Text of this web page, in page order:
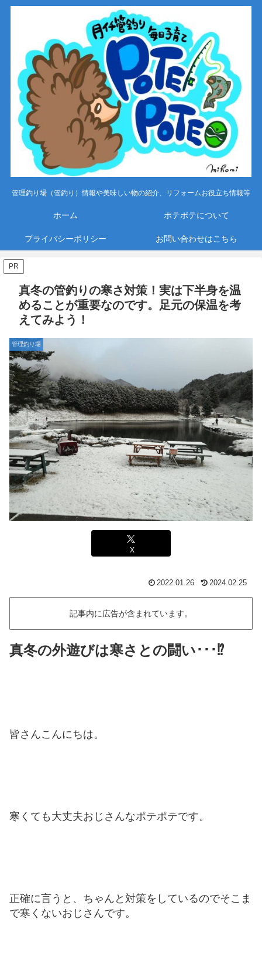
管理釣り場（管釣り）情報や美味しい物の紹介、リフォームお役立ち情報等
ホーム ポテポテについて
プライバシーポリシー お問い合わせはこちら
PR
真冬の管釣りの寒さ対策！実は下半身を温
めることが重要なのです。足元の保温を考
えてみよう！
管理釣り場
X
2022.01.26 2024.02.25
記事内に広告が含まれています。
真冬の外遊びは寒さとの闘い･･･⁉
皆さんこんにちは。
寒くても大丈夫おじさんなポテポテです。
正確に言うと、ちゃんと対策をしているのでそこま
で寒くないおじさんです。